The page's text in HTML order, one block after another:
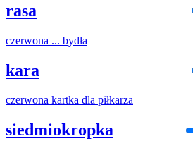
rasa
czerwona ... bydła
kara
czerwona kartka dla piłkarza
siedmiokropka